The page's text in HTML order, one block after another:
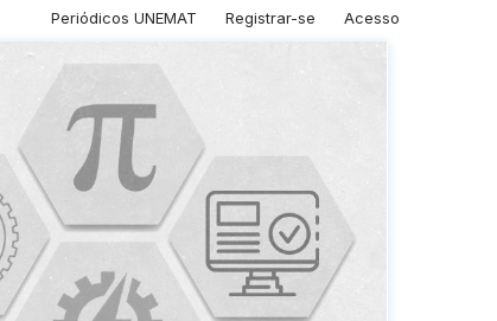
Periódicos UNEMAT Registrar-se Acesso